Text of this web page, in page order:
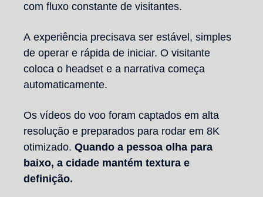
com fluxo constante de visitantes.
A experiência precisava ser estável, simples
de operar e rápida de iniciar. O visitante
coloca o headset e a narrativa começa
automaticamente.
Os vídeos do voo foram captados em alta
resolução e preparados para rodar em 8K
otimizado. Quando a pessoa olha para
baixo, a cidade mantém textura e
definição.